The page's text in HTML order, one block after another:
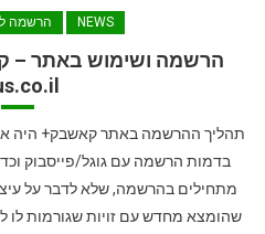
NEWS הרשמה
תהליך ההרשמה באתר קאשבק+ היה
בדמות הרשמה עם גוגל/פייסבוק
מתחילים בהרשמה, שלא לדבר על
שהומצא מחדש עם זויות שגורמות